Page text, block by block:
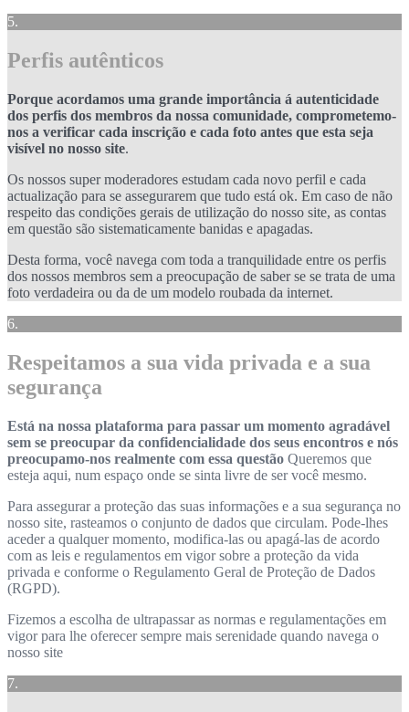
5.
Perfis autênticos
Porque acordamos uma grande importância á autenticidade
dos perfis dos membros da nossa comunidade, comprometemo-
nos a verificar cada inscrição e cada foto antes que esta seja
visível no nosso site.
Os nossos super moderadores estudam cada novo perfil e cada
actualização para se assegurarem que tudo está ok. Em caso de não
respeito das condições gerais de utilização do nosso site, as contas
em questão são sistematicamente banidas e apagadas.
Desta forma, você navega com toda a tranquilidade entre os perfis
dos nossos membros sem a preocupação de saber se se trata de uma
foto verdadeira ou da de um modelo roubada da internet.
6.
Respeitamos a sua vida privada e a sua
segurança
Está na nossa plataforma para passar um momento agradável
sem se preocupar da confidencialidade dos seus encontros e nós
preocupamo-nos realmente com essa questão Queremos que
esteja aqui, num espaço onde se sinta livre de ser você mesmo.
Para assegurar a proteção das suas informações e a sua segurança no
nosso site, rasteamos o conjunto de dados que circulam. Pode-lhes
aceder a qualquer momento, modifica-las ou apagá-las de acordo
com as leis e regulamentos em vigor sobre a proteção da vida
privada e conforme o Regulamento Geral de Proteção de Dados
(RGPD).
Fizemos a escolha de ultrapassar as normas e regulamentações em
vigor para lhe oferecer sempre mais serenidade quando navega o
nosso site
7.